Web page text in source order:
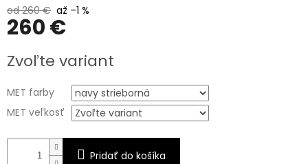
od 260 € až –1 %
260 €
cena:
Zvoľte variant
MET farby
MET veľkosť
Pridať do košíka